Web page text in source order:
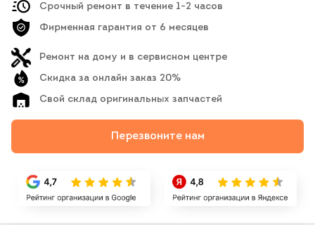
Срочный ремонт в течение 1-2 часов
Фирменная гарантия от 6 месяцев
Ремонт на дому и в сервисном центре
Скидка за онлайн заказ 20%
Свой склад оригинальных запчастей
Перезвоните нам